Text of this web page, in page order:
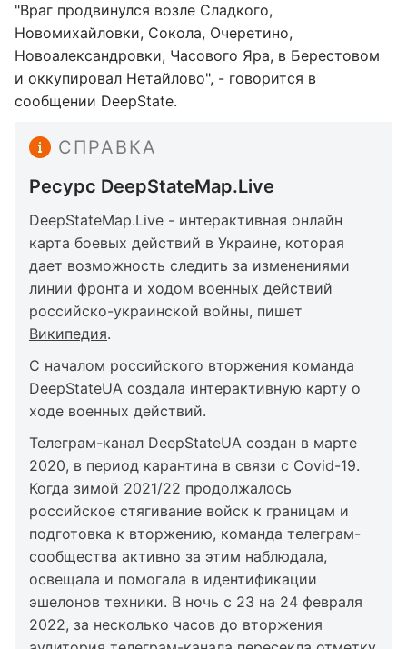
"Враг продвинулся возле Сладкого,
Новомихайловки, Сокола, Очеретино,
Новоалександровки, Часового Яра, в Берестовом
и оккупировал Нетайлово", - говорится в
сообщении DeepState.
СПРАВКА
Ресурс DeepStateMap.Live
DeepStateMap.Live - интерактивная онлайн
карта боевых действий в Украине, которая
дает возможность следить за изменениями
линии фронта и ходом военных действий
российско-украинской войны, пишет
Википедия.
С началом российского вторжения команда
DeepStateUA создала интерактивную карту о
ходе военных действий.
Телеграм-канал DeepStateUA создан в марте
2020, в период карантина в связи с Covid-19.
Когда зимой 2021/22 продолжалось
российское стягивание войск к границам и
подготовка к вторжению, команда телеграм-
сообщества активно за этим наблюдала,
освещала и помогала в идентификации
эшелонов техники. В ночь с 23 на 24 февраля
2022, за несколько часов до вторжения